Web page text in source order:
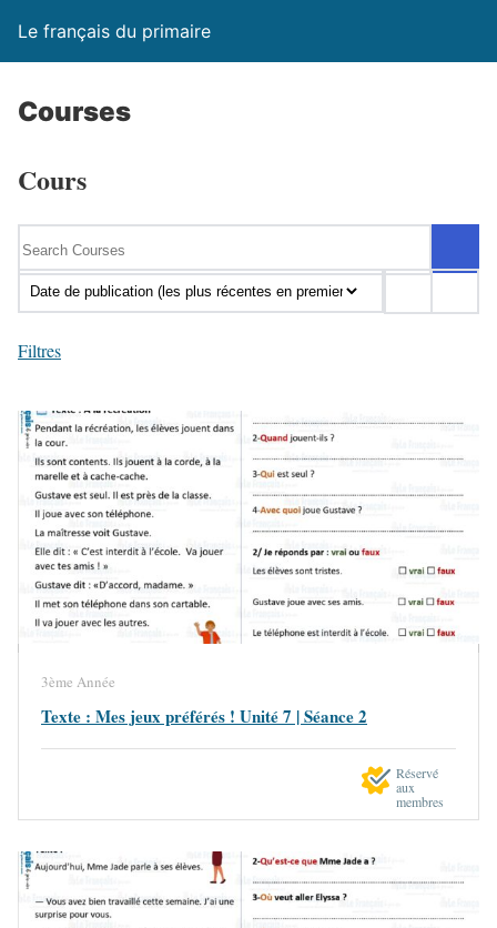
Le français du primaire
Courses
Cours
Filtres
3ème Année
Texte : Mes jeux préférés ! Unité 7 | Séance 2
Réservé
aux
membres